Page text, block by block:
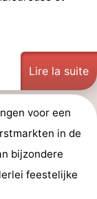
Lire la suite
voor een
in de
bijzondere
feestelijke